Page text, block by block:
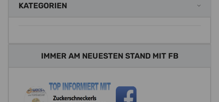
KATEGORIEN
IMMER AM NEUESTEN STAND MIT FB